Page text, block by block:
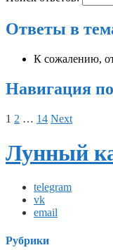
Ответы в
К сожалению,
Навигация
1 2 … 14 Next
Лунный
telegram
vk
email
Рубрики